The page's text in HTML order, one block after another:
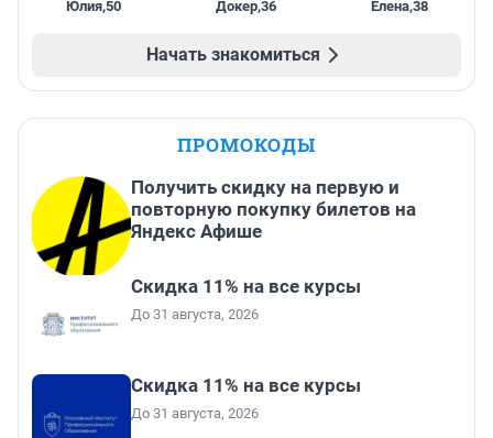
Юлия,50 Докер,36 Елена,38
Начать знакомиться
ПРОМОКОДЫ
Получить скидку на первую и
повторную покупку билетов на
Яндекс Афише
Скидка 11% на все курсы
До 31 августа, 2026
Скидка 11% на все курсы
До 31 августа, 2026